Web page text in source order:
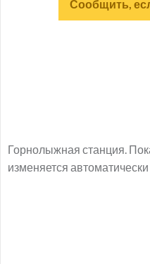
Сообщить,
Горнолыжная станция.
изменяется автоматически